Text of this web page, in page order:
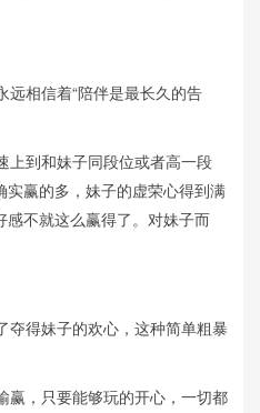
相信着“陪伴是最长久的告
到和妹子同段位或者高一段
赢的多，妹子的虚荣心得到满
不就这么赢得了。对妹子而
得妹子的欢心，这种简单粗暴
，只要能够玩的开心，一切都